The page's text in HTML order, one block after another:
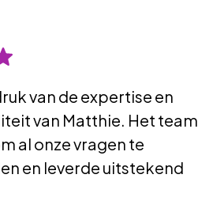
van de expertise en
van Matthie. Het team
al onze vragen te
en leverde uitstekend